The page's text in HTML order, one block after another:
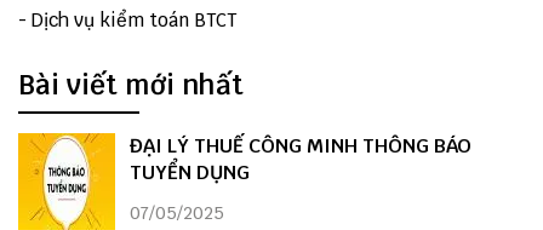
- Dịch vụ kiểm toán BTCT
Bài viết mới nhất
ĐẠI LÝ THUẾ CÔNG MINH THÔNG BÁO
TUYỂN DỤNG
07/05/2025